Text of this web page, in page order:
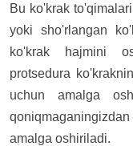
Bu ko'krak
yoki sho'rlangan
ko'krak hajmini
protsedura
uchun amalga
amalga oshiriladi.